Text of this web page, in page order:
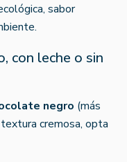
sabor
con leche o sin
negro (más
cremosa, opta